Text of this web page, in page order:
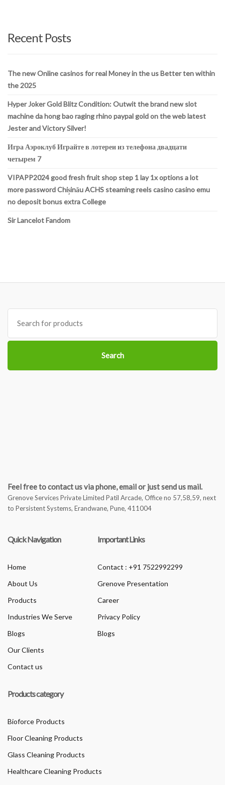
Recent Posts
The new Online casinos for real Money in the us Better ten within
the 2025
Hyper Joker Gold Blitz Condition: Outwit the brand new slot
machine da hong bao raging rhino paypal gold on the web latest
Jester and Victory Silver!
Игра Аэроклуб Играйте в лотереи из телефона двадцати
четырем 7
VIPAPP2024 good fresh fruit shop step 1 lay 1x options a lot
more password Chișinău ACHS steaming reels casino casino emu
no deposit bonus extra College
Sir Lancelot Fandom
Search
for:
Search
Feel free to contact us via phone, email or just send us mail.
Grenove Services Private Limited Patil Arcade, Office no 57,58,59, next
to Persistent Systems, Erandwane, Pune, 411004
Quick Navigation
Home
About Us
Products
Industries We Serve
Blogs
Our Clients
Contact us
Important Links
Contact : +91 7522992299
Grenove Presentation
Career
Privacy Policy
Blogs
Products category
Bioforce Products
Floor Cleaning Products
Glass Cleaning Products
Healthcare Cleaning Products